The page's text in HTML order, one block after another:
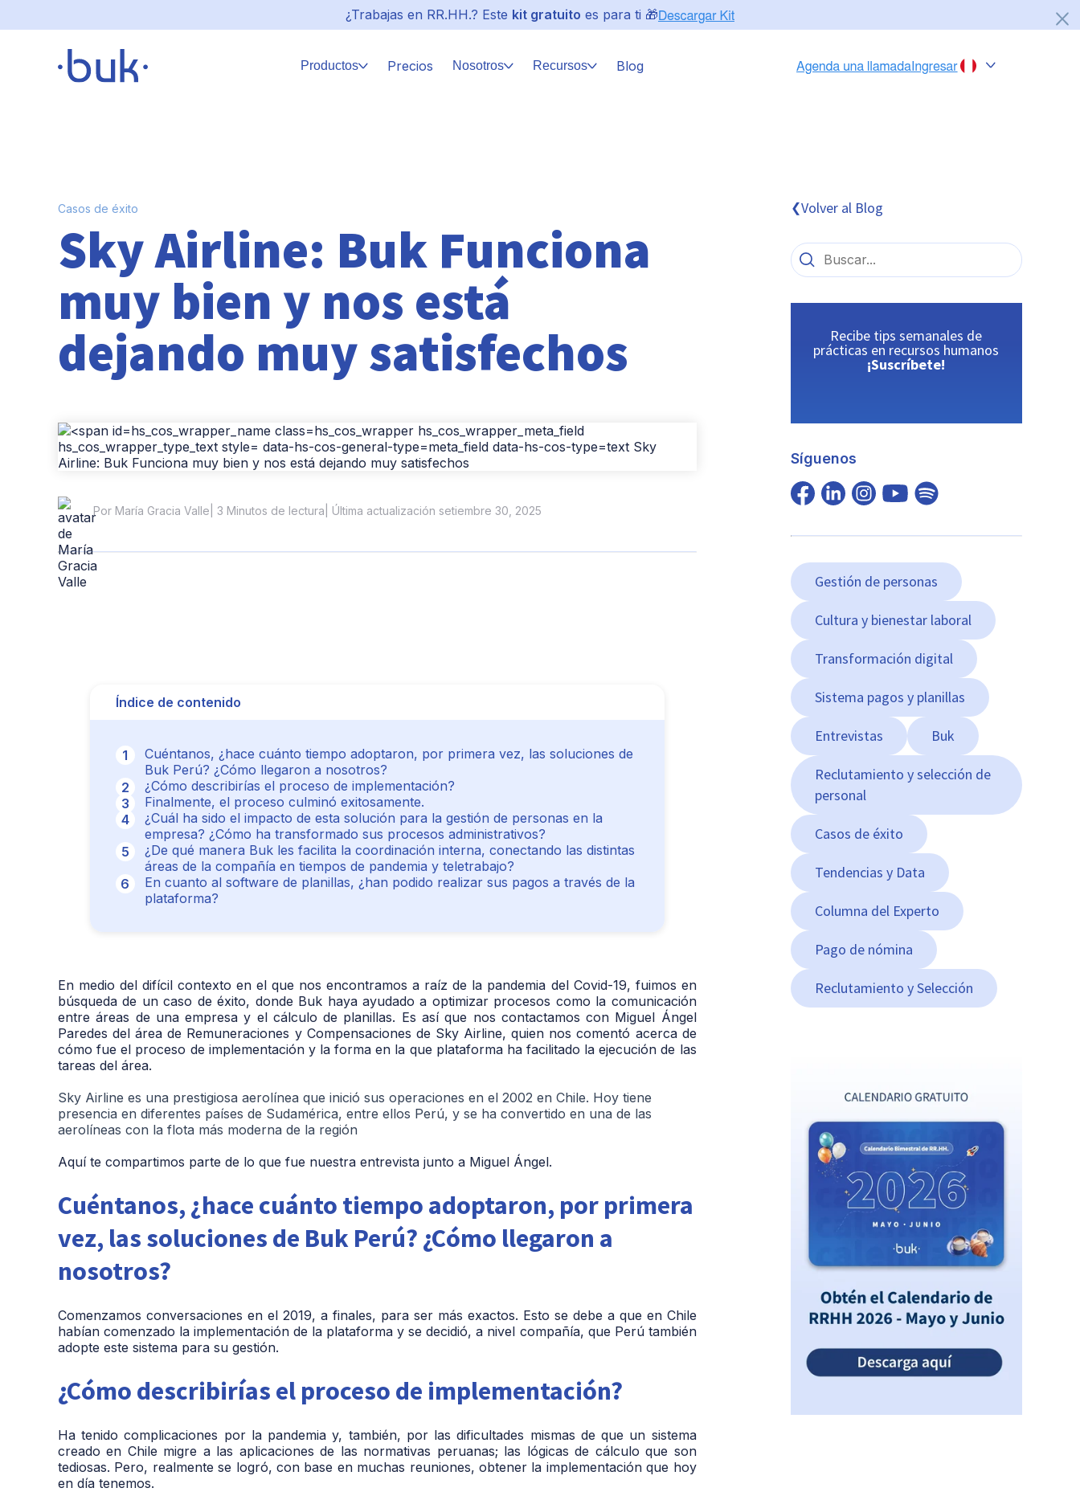
¿Trabajas en RR.HH.? Este kit gratuito es para ti 🎁
Productos Precios Nosotros Recursos Blog
México
Casos de éxito
Sky Airline: Buk Funciona
muy bien y nos está
dejando muy satisfechos
Por María Gracia Valle | 3 Minutos de lectura | Última actualización setiembre 30, 2025
Índice de contenido
Cuéntanos, ¿hace cuánto tiempo adoptaron, por primera vez, las soluciones de
Buk Perú? ¿Cómo llegaron a nosotros?
¿Cómo describirías el proceso de implementación?
Finalmente, el proceso culminó exitosamente.
¿Cuál ha sido el impacto de esta solución para la gestión de personas en la
empresa? ¿Cómo ha transformado sus procesos administrativos?
¿De qué manera Buk les facilita la coordinación interna, conectando las distintas
áreas de la compañía en tiempos de pandemia y teletrabajo?
En cuanto al software de planillas, ¿han podido realizar sus pagos a través de la
plataforma?
En medio del difícil contexto en el que nos encontramos a raíz de la pandemia del Covid-19, fuimos en
búsqueda de un caso de éxito, donde Buk haya ayudado a optimizar procesos como la comunicación
entre áreas de una empresa y el cálculo de planillas. Es así que nos contactamos con Miguel Ángel
Paredes del área de Remuneraciones y Compensaciones de Sky Airline, quien nos comentó acerca de
cómo fue el proceso de implementación y la forma en la que plataforma ha facilitado la ejecución de las
tareas del área.
Sky Airline es una prestigiosa aerolínea que inició sus operaciones en el 2002 en Chile. Hoy tiene
presencia en diferentes países de Sudamérica, entre ellos Perú, y se ha convertido en una de las
aerolíneas con la flota más moderna de la región
Aquí te compartimos parte de lo que fue nuestra entrevista junto a Miguel Ángel.
Cuéntanos, ¿hace cuánto tiempo adoptaron, por primera
vez, las soluciones de Buk Perú? ¿Cómo llegaron a
nosotros?
Comenzamos conversaciones en el 2019, a finales, para ser más exactos. Esto se debe a que en Chile
habían comenzado la implementación de la plataforma y se decidió, a nivel compañía, que Perú también
adopte este sistema para su gestión.
¿Cómo describirías el proceso de implementación?
Ha tenido complicaciones por la pandemia y, también, por las dificultades mismas de que un sistema
creado en Chile migre a las aplicaciones de las normativas peruanas; las lógicas de cálculo que son
tediosas. Pero, realmente se logró, con base en muchas reuniones, obtener la implementación que hoy
en día tenemos.
❮Volver al Blog
Recibe tips semanales de
prácticas en recursos humanos
¡Suscríbete!
Síguenos
Gestión de personas
Cultura y bienestar laboral
Transformación digital
Sistema pagos y planillas
Entrevistas Buk
Reclutamiento y selección de
personal
Casos de éxito
Tendencias y Data
Columna del Experto
Pago de nómina
Reclutamiento y Selección